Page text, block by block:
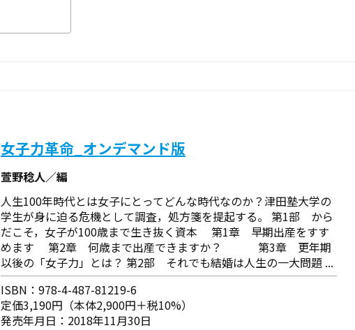
女子力革命_オンデマンド版
萱野稔人／編
人生100年時代とは女子にとってどんな時代なのか？津田塾大学の
学生が身に迫る危機として調査，処方箋を提起する。 第1部 から
だこそ，女子が100歳まで生き抜く資本 第1章 早期出産をすす
めます 第2章 何歳まで出産できますか？ 第3章 更年期
以後の「女子力」とは？ 第2部 それでも結婚は人生の一大問題 ...
ISBN：978-4-487-81219-6
定価3,190円（本体2,900円＋税10%）
発売年月日：2018年11月30日